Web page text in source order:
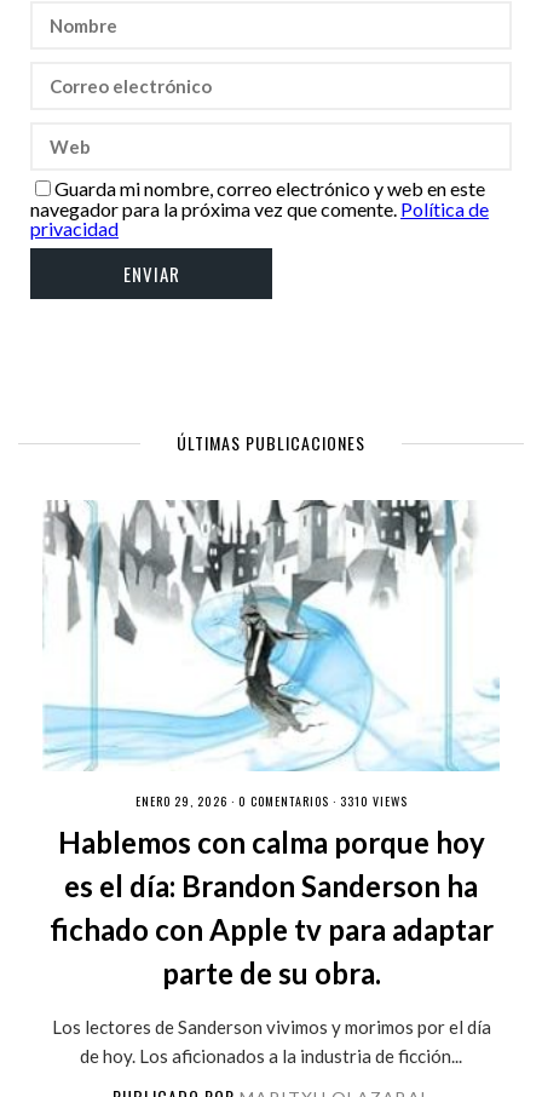
Guarda mi nombre, correo electrónico y web en este
navegador para la próxima vez que comente. Política de
privacidad
ÚLTIMAS PUBLICACIONES
ENERO 29, 2026 · 0 COMENTARIOS · 3310 VIEWS
Hablemos con calma porque hoy
es el día: Brandon Sanderson ha
fichado con Apple tv para adaptar
parte de su obra.
Los lectores de Sanderson vivimos y morimos por el día
de hoy. Los aficionados a la industria de ficción...